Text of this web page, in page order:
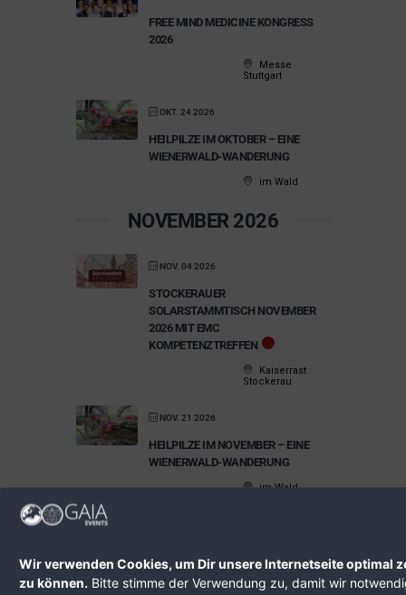
Wir verwenden Cookies, um Dir unsere Internetseite optimal
zu können. Bitte stimme der Verwendung zu, damit wir
FREE MIND MEDICINE KONGRESS
2026
Messe
Stuttgart
OKT. 24 2026
HEILPILZE IM OKTOBER – EINE
WIENERWALD-WANDERUNG
im Wald
NOVEMBER 2026
NOV. 04 2026
STOCKERAUER
SOLARSTAMMTISCH NOVEMBER
2026 MIT EMC
KOMPETENZTREFFEN
Kaiserrast
Stockerau
NOV. 21 2026
HEILPILZE IM NOVEMBER – EINE
WIENERWALD-WANDERUNG
im Wald
DEZ. 19 2026